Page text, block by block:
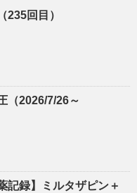
235回目）
（2026/7/26～
記録】ミルタザピン＋